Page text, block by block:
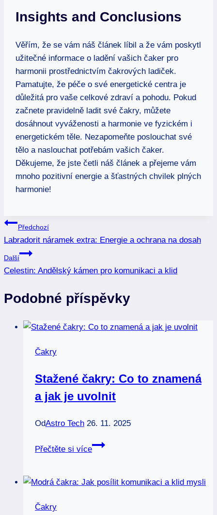
Insights and Conclusions
Věřím, že se vám náš článek líbil a že vám poskytl
užitečné informace o ladění vašich čaker pro
harmonii prostřednictvím čakrových ladiček.
Pamatujte, že péče o své energetické centra je
důležitá pro vaše celkové zdraví a pohodu. Pokud
začnete pravidelně ladit své čakry, můžete
dosáhnout vyváženosti a harmonie ve fyzickém i
energetickém těle. Nezapomeňte poslouchat své
tělo a naslouchat potřebám vašich čaker.
Děkujeme, že jste četli náš článek a přejeme vám
mnoho pozitivní energie a šťastných chvilek plných
harmonie!
Navigace
pro
příspěvek
Předchozí
Labradorit náramek extra: Energie a ochrana na dosah
Další
Celestin: Andělský kámen pro komunikaci a klid
Podobné příspěvky
Čakry
Stažené čakry: Co to znamená
a jak je uvolnit
OdAstro Tech 26. 11. 2025
Přečtěte si více
Stažené
to
Čakry